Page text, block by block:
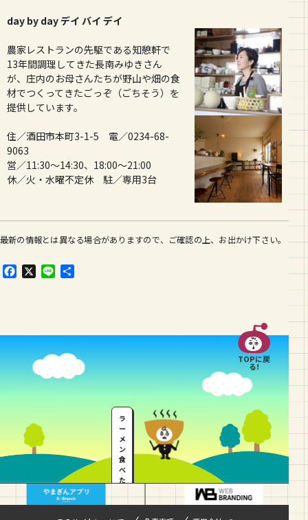
day by day デイ バイ デイ
農家レストランの先駆である知憩軒で
13年間調理してきた長南みゆきさん
が、庄内のお母さんたちが野山や畑の食
材でつくってきたごっぞ（ごちそう）を
提供しています。
住／酒田市本町3-1-5 電／0234-68-
9063
営／11:30～14:30、18:00～21:00
休／火・水曜不定休 駐／専用3台
最新の情報とは異なる場合がありますので、ご確認の上、お出かけ下さい。
F
o
o
k
X
L
TOPに戻
る!
ラ
ー
メ
ン
食
べ
た
…